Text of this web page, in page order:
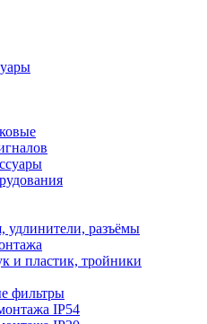
удлинители, разъёмы
и пластик, тройники
фильтры
IP54